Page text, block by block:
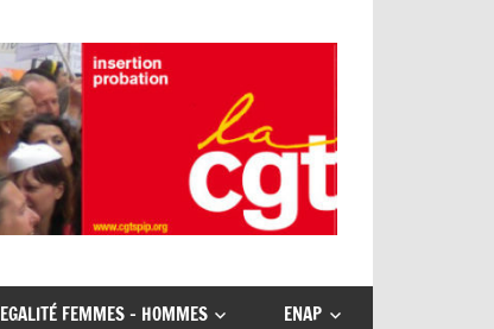
EGALITÉ FEMMES – HOMMES ENAP